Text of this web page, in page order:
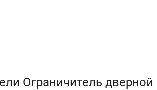
Ограничитель дверной